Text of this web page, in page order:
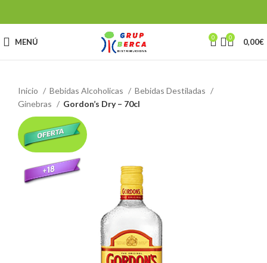
MENÚ 0 0 0,00€
Inicio Bebidas Alcoholicas
Bebidas Destiladas
Ginebras
Gordon’s Dry – 70cl